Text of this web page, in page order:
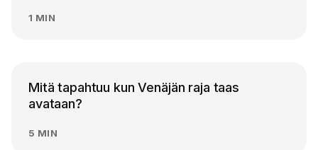
1 MIN
Mitä tapahtuu kun Venäjän raja taas
avataan?
5 MIN